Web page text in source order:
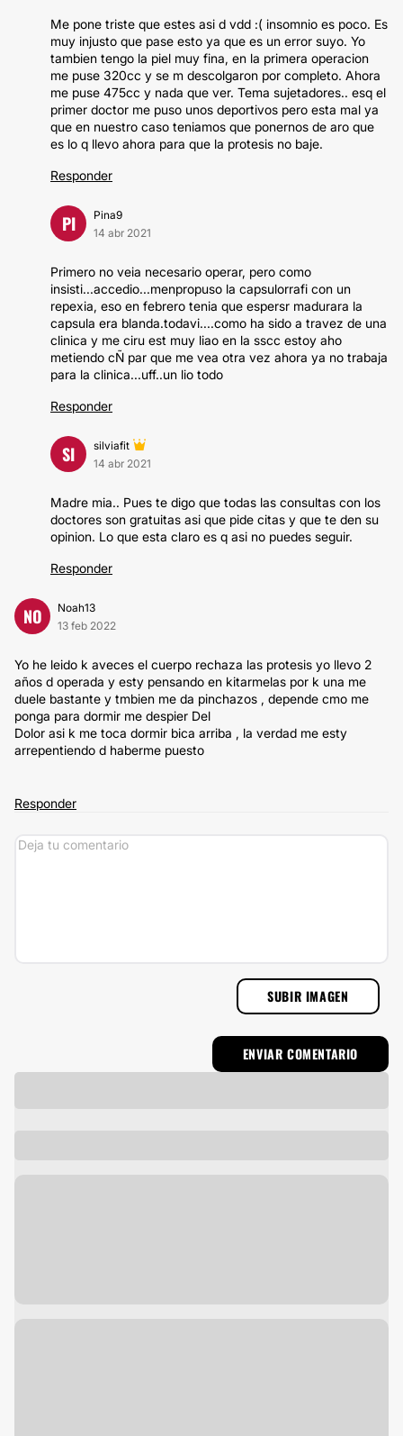
Me pone triste que estes asi d vdd :( insomnio es poco. Es
muy injusto que pase esto ya que es un error suyo. Yo
tambien tengo la piel muy fina, en la primera operacion
me puse 320cc y se m descolgaron por completo. Ahora
me puse 475cc y nada que ver. Tema sujetadores.. esq el
primer doctor me puso unos deportivos pero esta mal ya
que en nuestro caso teniamos que ponernos de aro que
es lo q llevo ahora para que la protesis no baje.
Responder
PI
Pina9
14 abr 2021
Primero no veia necesario operar, pero como
insisti...accedio...menpropuso la capsulorrafi con un
repexia, eso en febrero tenia que espersr madurara la
capsula era blanda.todavi....como ha sido a travez de una
clinica y me ciru est muy liao en la sscc estoy aho
metiendo cÑ par que me vea otra vez ahora ya no trabaja
para la clinica...uff..un lio todo
Responder
SI
silviafit
14 abr 2021
Madre mia.. Pues te digo que todas las consultas con los
doctores son gratuitas asi que pide citas y que te den su
opinion. Lo que esta claro es q asi no puedes seguir.
Responder
NO
Noah13
13 feb 2022
Yo he leido k aveces el cuerpo rechaza las protesis yo llevo 2
años d operada y esty pensando en kitarmelas por k una me
duele bastante y tmbien me da pinchazos , depende cmo me
ponga para dormir me despier Del
Dolor asi k me toca dormir bica arriba , la verdad me esty
arrepentiendo d haberme puesto
Responder
SUBIR IMAGEN